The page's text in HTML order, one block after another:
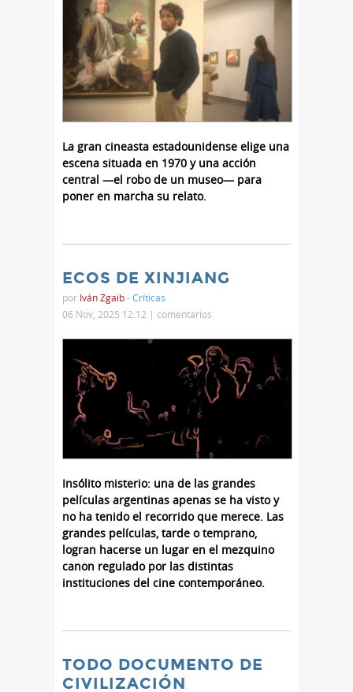
La gran cineasta estadounidense elige una
escena situada en 1970 y una acción
central —el robo de un museo— para
poner en marcha su relato.
ECOS DE XINJIANG
por Iván Zgaib-Críticas
06 Nov, 2025 12:12 | comentarios
Insólito misterio: una de las grandes
películas argentinas apenas se ha visto y
no ha tenido el recorrido que merece. Las
grandes películas, tarde o temprano,
logran hacerse un lugar en el mezquino
canon regulado por las distintas
instituciones del cine contemporáneo.
TODO DOCUMENTO DE
CIVILIZACIÓN